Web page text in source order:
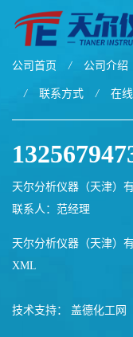
公司首页 / 公司介绍
/ 联系方式 / 在
天尔分析仪器（天津）
联系人：范经理
天尔分析仪器（天津）
XML
技术支持： 盖德化工网